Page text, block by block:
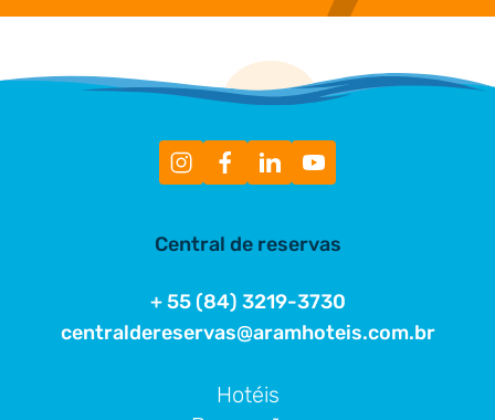
Central de reservas
+ 55 (84) 3219-3730
centraldereservas@aramhoteis.com.br
Hotéis